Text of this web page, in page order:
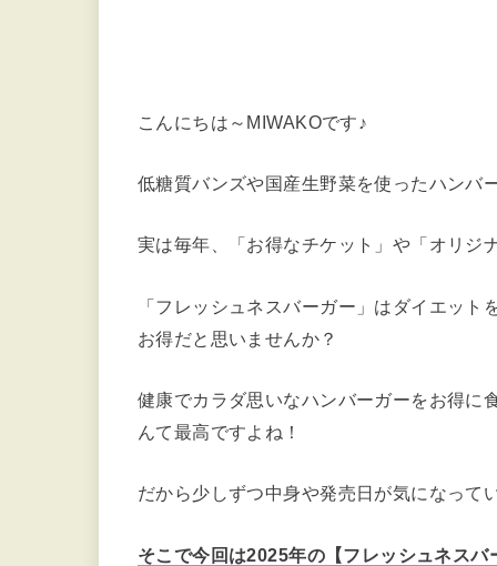
こんにちは～MIWAKOです♪
低糖質バンズや国産生野菜を使ったハンバ
実は毎年、「お得なチケット」や「オリジ
「フレッシュネスバーガー」はダイエッ
お得だと思いませんか？
健康でカラダ思いなハンバーガーをお得に
んて最高ですよね！
だから少しずつ中身や発売日が気になって
そこで今回は2025年の【フレッシュネス